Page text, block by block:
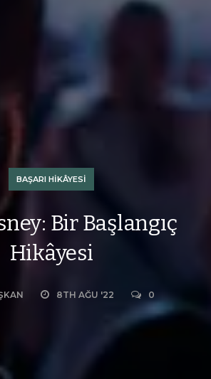
BAŞARI HIKÂYESI
Bir Başlangıç
Hikâyesi
8TH AĞU '22 0